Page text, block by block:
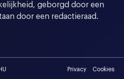
geborgd door een
door een redactieraad.
Privacy Cookies